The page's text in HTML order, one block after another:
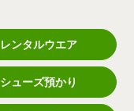
レンタルウエア
シューズ預かり